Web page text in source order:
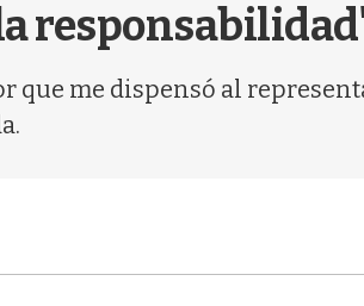
que me dispensó al